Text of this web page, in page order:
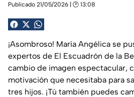
Publicado 21/05/2026 | 🕑 13:08
¡Asombroso! María Angélica se
expertos de El Escuadrón de la
cambio de imagen espectacular,
motivación que necesitaba para
tres hijos. ¡Tú también puedes